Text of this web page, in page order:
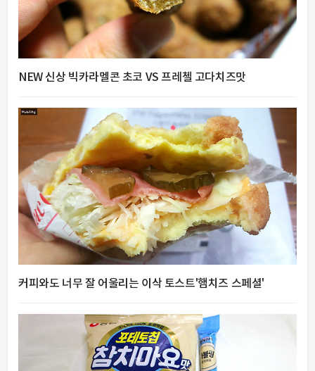
NEW 신상 빅카라멜콘 초코 VS 프레첼 고다치즈맛
커피와도 너무 잘 어울리는 이삭 토스트'햄치즈 스페셜'